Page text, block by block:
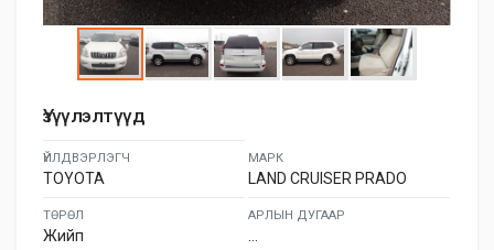
Үзүүлэлтүүд
ҮЙЛДВЭРЛЭГЧ
TOYOTA
МАРК
LAND CRUISER PRADO
ТӨРӨЛ
Жийп
АРЛЫН ДУГААР